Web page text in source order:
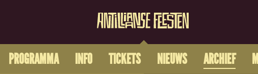
PROGRAMMA INFO TICKETS NIEUWS ARCHIEF